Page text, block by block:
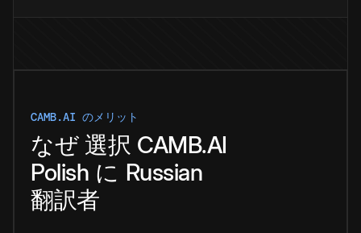
CAMB.AI のメリット
なぜ 選択 CAMB.AI
Polish に Russian
翻訳者